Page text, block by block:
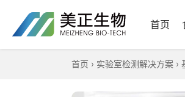
首页
首页 › 实验室检测解决方案 ›